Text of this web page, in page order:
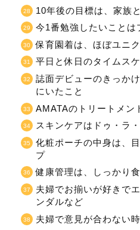
10年後の目標は、家族
今1番勉強したいことは
保育園着は、ほぼユニ
平日と休日のタイムス
誌面デビューのきっか
にいたこと
AMATAのトリートメン
スキンケアはドゥ・ラ
化粧ポーチの中身は、
プ
健康管理は、しっかり
夫婦でお揃いが好きで
ンダルなど
夫婦で意見が合わない